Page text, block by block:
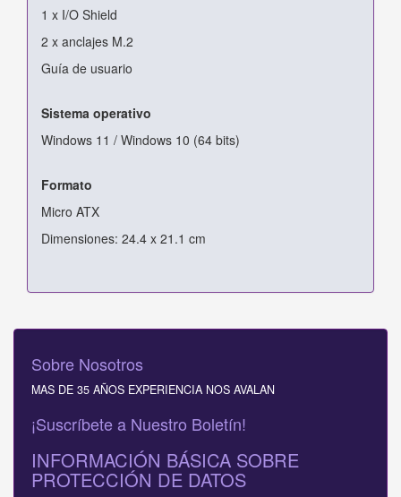
1 x I/O Shield
2 x anclajes M.2
Guía de usuario
Sistema operativo
Windows 11 / Windows 10 (64 bits)
Formato
Micro ATX
Dimensiones: 24.4 x 21.1 cm
Sobre Nosotros
MAS DE 35 AÑOS EXPERIENCIA NOS AVALAN
¡Suscríbete a Nuestro Boletín!
INFORMACIÓN BÁSICA SOBRE
PROTECCIÓN DE DATOS